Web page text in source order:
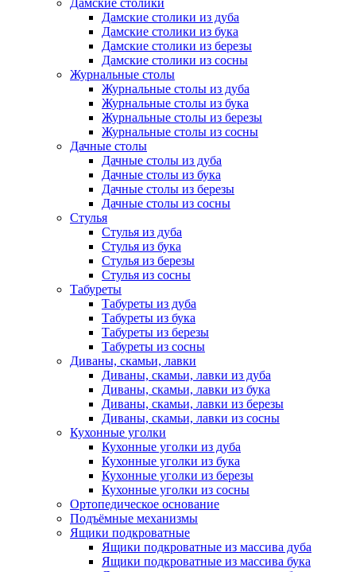
Дамские столики
Дамские столики из дуба
Дамские столики из бука
Дамские столики из березы
Дамские столики из сосны
Журнальные столы
Журнальные столы из дуба
Журнальные столы из бука
Журнальные столы из березы
Журнальные столы из сосны
Дачные столы
Дачные столы из дуба
Дачные столы из бука
Дачные столы из березы
Дачные столы из сосны
Стулья
Стулья из дуба
Стулья из бука
Стулья из березы
Стулья из сосны
Табуреты
Табуреты из дуба
Табуреты из бука
Табуреты из березы
Табуреты из сосны
Диваны, скамьи, лавки
Диваны, скамьи, лавки из дуба
Диваны, скамьи, лавки из бука
Диваны, скамьи, лавки из березы
Диваны, скамьи, лавки из сосны
Кухонные уголки
Кухонные уголки из дуба
Кухонные уголки из бука
Кухонные уголки из березы
Кухонные уголки из сосны
Ортопедическое основание
Подъёмные механизмы
Ящики подкроватные
Ящики подкроватные из массива дуба
Ящики подкроватные из массива бука